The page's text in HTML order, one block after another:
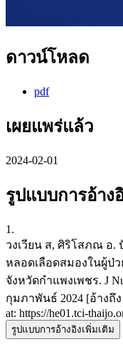
ดาวน์โหลด
pdf
เผยแพร่แล้ว
2024-02-01
รูปแบบการอ้าง
1.
วงเวียน ส, ศิริโสภณ อ.
หลอดเลือดสมองในผู้ป่
จังหวัดกำแพงเพชร. J
กุมภาพันธ์ 2024 [อ้างถึง
at: https://he01.tci-
รูปแบบการอ้างอิงเพิ่มเติม